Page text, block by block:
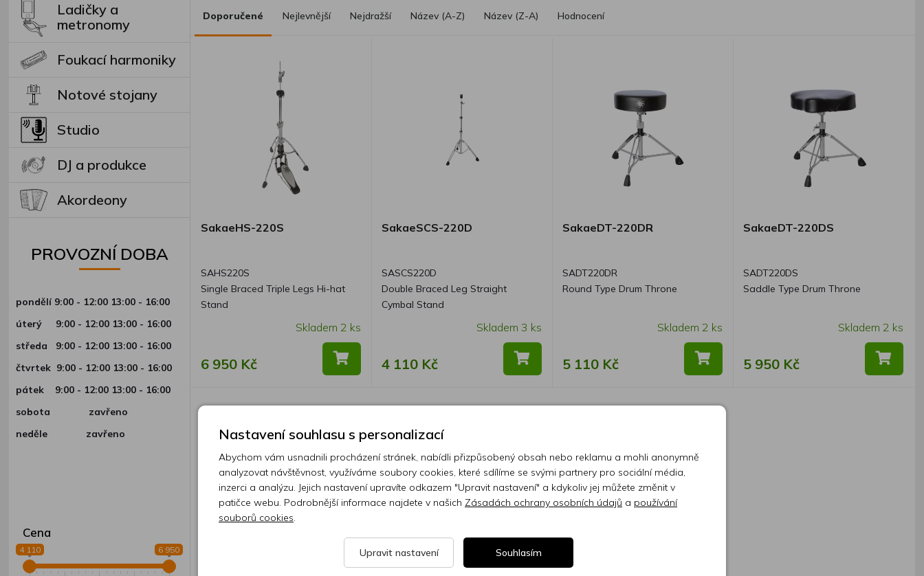
Ladičky a
metronomy
Foukací harmoniky
Notové stojany
Studio
DJ a produkce
Akordeony
PROVOZNÍ DOBA
pondělí 9:00 - 12:00 13:00 - 16:00
úterý 9:00 - 12:00 13:00 - 16:00
středa 9:00 - 12:00 13:00 - 16:00
čtvrtek 9:00 - 12:00 13:00 - 16:00
pátek 9:00 - 12:00 13:00 - 16:00
sobota zavřeno
neděle zavřeno
Cena
4 110 6 950
Doporučené Nejlevnější Nejdražší Název (A-Z) Název (Z-A) Hodnocení
SakaeHS-220S
SAHS220S
Single Braced Triple Legs Hi-hat
Stand
Skladem 2 ks
6 950 Kč
SakaeSCS-220D
SASCS220D
Double Braced Leg Straight
Cymbal Stand
Skladem 3 ks
4 110 Kč
SakaeDT-220DR
SADT220DR
Round Type Drum Throne
Skladem 2 ks
5 110 Kč
SakaeDT-220DS
SADT220DS
Saddle Type Drum Throne
Skladem 2 ks
5 950 Kč
1
Nastavení souhlasu s personalizací
Abychom vám usnadnili procházení stránek, nabídli přizpůsobený obsah nebo reklamu a mohli anonymně
analyzovat návštěvnost, využíváme soubory cookies, které sdílíme se svými partnery pro sociální média,
inzerci a analýzu. Jejich nastavení upravíte odkazem "Upravit nastavení" a kdykoliv jej můžete změnit v
patičce webu. Podrobnější informace najdete v našich Zásadách ochrany osobních údajů a používání
souborů cookies
Upravit nastavení Souhlasím